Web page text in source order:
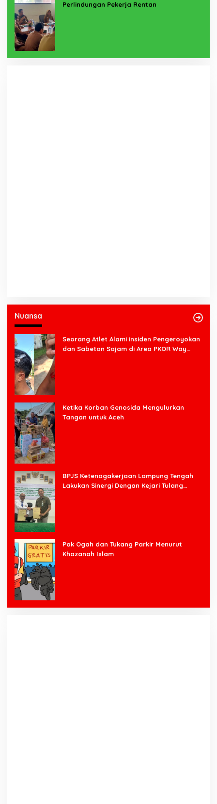
Perlindungan Pekerja Rentan
Nuansa
Seorang Atlet Alami insiden Pengeroyokan
dan Sabetan Sajam di Area PKOR Way
Ketika Korban Genosida Mengulurkan
Tangan untuk Aceh
BPJS Ketenagakerjaan Lampung Tengah
Lakukan Sinergi Dengan Kejari Tulang
Pak Ogah dan Tukang Parkir Menurut
Khazanah Islam